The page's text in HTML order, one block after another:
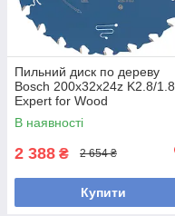
Пильний диск по дереву
Bosch 200x32x24z K2.8/1.8
Expert for Wood
В наявності
2 388 ₴ 2 654 ₴
Купити